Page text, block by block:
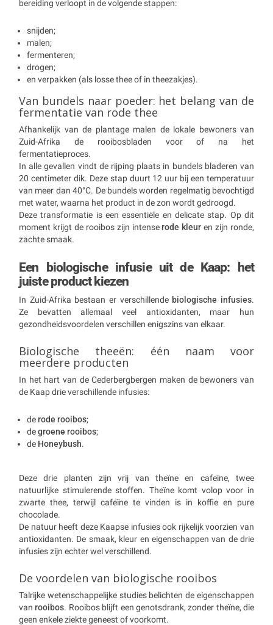
bereiding verloopt in de volgende stappen:
snijden;
malen;
fermenteren;
drogen;
en verpakken (als losse thee of in theezakjes).
Van bundels naar poeder: het belang van de
fermentatie van rode thee
Afhankelijk van de plantage malen de lokale bewoners van
Zuid-Afrika de rooibosbladen voor of na het
fermentatieproces.
In alle gevallen vindt de rijping plaats in bundels bladeren van
20 centimeter dik. Deze stap duurt 12 uur bij een temperatuur
van meer dan 40°C. De bundels worden regelmatig bevochtigd
met water, waarna het product in de zon wordt gedroogd.
Deze transformatie is een essentiële en delicate stap. Op dit
moment krijgt de rooibos zijn intenserode kleur en zijn ronde,
zachte smaak.
Een biologische infusie uit de Kaap: het
juiste product kiezen
In Zuid-Afrika bestaan er verschillende biologische infusies.
Ze bevatten allemaal veel antioxidanten, maar hun
gezondheidsvoordelen verschillen enigszins van elkaar.
Biologische theeën: één naam voor
meerdere producten
In het hart van de Cederbergbergen maken de bewoners van
de Kaap drie verschillende infusies:
derode rooibos;
degroene rooibos;
de Honeybush.
Deze drie planten zijn vrij van theïne en cafeïne, twee
natuurlijke stimulerende stoffen. Theïne komt volop voor in
zwarte thee, terwijl cafeïne te vinden is in koffie en pure
chocolade.
De natuur heeft deze Kaapse infusies ook rijkelijk voorzien van
antioxidanten. De smaak, kleur en eigenschappen van de drie
infusies zijn echter wel verschillend.
De voordelen van biologische rooibos
Talrijke wetenschappelijke studies belichten de eigenschappen
vanrooibos. Rooibos blijft een genotsdrank, zonder theïne, die
geen enkele ziekte geneest of voorkomt.